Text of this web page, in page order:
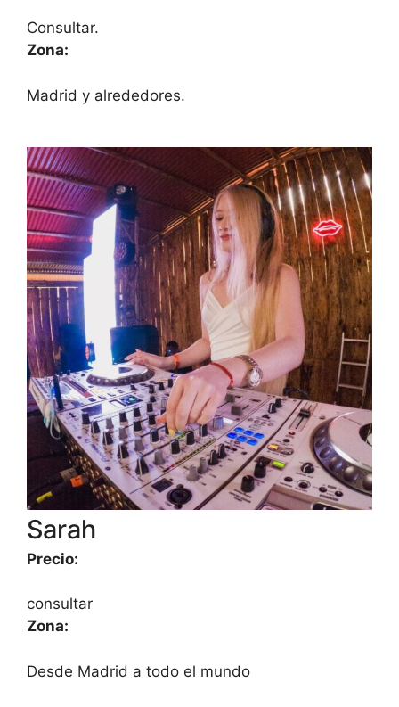
Consultar.
Zona:
Madrid y alrededores.
Sarah
Precio:
consultar
Zona:
Desde Madrid a todo el mundo